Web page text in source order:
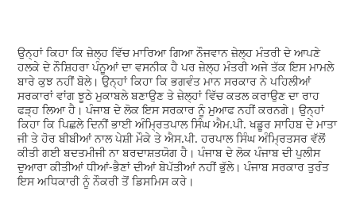
ਉਨ੍ਹਾਂ ਕਿਹਾ ਕਿ ਜ਼ੇਲ੍ਹ ਵਿੱਚ ਮਾਰਿਆ ਗਿਆ ਨੌਜਵਾਨ ਜ਼ੇਲ੍ਹ ਮੰਤਰੀ ਦੇ ਆਪਣੇ
ਹਲਕੇ ਦੇ ਨੌਸ਼ਿਹਰਾ ਪੰਨੂਆਂ ਦਾ ਵਸਨੀਕ ਹੈ ਪਰ ਜ਼ੇਲ੍ਹ ਮੰਤਰੀ ਅਜੇ ਤੱਕ ਇਸ ਮਾਮਲੇ
ਬਾਰੇ ਕੁਝ ਨਹੀਂ ਬੋਲੇ। ਉਨ੍ਹਾਂ ਕਿਹਾ ਕਿ ਭਗਵੰਤ ਮਾਨ ਸਰਕਾਰ ਨੇ ਪਹਿਲੀਆਂ
ਸਰਕਾਰਾਂ ਵਾਂਗ ਝੂਠੇ ਮੁਕਾਬਲੇ ਬਣਾਉਣ ਤੇ ਜ਼ੇਲ੍ਹਾਂ ਵਿੱਚ ਕਤਲ ਕਰਾਉਣ ਦਾ ਰਾਹ
ਫੜ੍ਹ ਲਿਆ ਹੈ। ਪੰਜਾਬ ਦੇ ਲੋਕ ਇਸ ਸਰਕਾਰ ਨੂੰ ਮੁਆਫ ਨਹੀਂ ਕਰਨਗੇ। ਉਨ੍ਹਾਂ
ਕਿਹਾ ਕਿ ਪਿਛਲੇ ਦਿਨੀਂ ਭਾਈ ਅੰਮ੍ਰਿਤਪਾਲ ਸਿੰਘ ਐਮ.ਪੀ. ਖਡੂਰ ਸਾਹਿਬ ਦੇ ਮਾਤਾ
ਜੀ ਤੇ ਹੋਰ ਬੀਬੀਆਂ ਨਾਲ ਪੇਸ਼ੀ ਮੌਕੇ ਤੇ ਐਸ.ਪੀ. ਹਰਪਾਲ ਸਿੰਘ ਅੰਮ੍ਰਿਤਸਰ ਵੱਲੋਂ
ਕੀਤੀ ਗਈ ਬਦਤਮੀਜੀ ਨਾ ਬਰਦਾਸ਼ਤਯੋਗ ਹੈ। ਪੰਜਾਬ ਦੇ ਲੋਕ ਪੰਜਾਬ ਦੀ ਪੁਲੀਸ
ਦੁਆਰਾ ਕੀਤੀਆਂ ਧੀਆਂ-ਭੈਣਾਂ ਦੀਆਂ ਬੇਪੱਤੀਆਂ ਨਹੀਂ ਭੁੱਲੇ। ਪੰਜਾਬ ਸਰਕਾਰ ਤੁਰੰਤ
ਇਸ ਅਧਿਕਾਰੀ ਨੂੰ ਨੌਕਰੀ ਤੋਂ ਡਿਸਮਿਸ ਕਰੇ।